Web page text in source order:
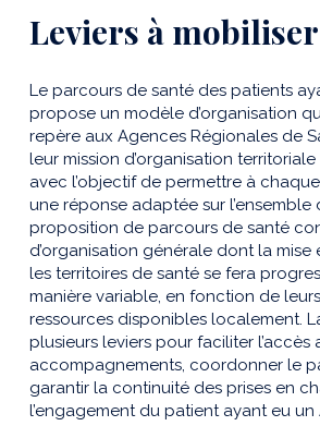
Leviers à mobiliser
Le parcours de santé des patients
propose un modèle d’organisation
repère aux Agences Régionales de
leur mission d’organisation
avec l’objectif de permettre à
une réponse adaptée sur l’ensemble
proposition de parcours de santé
d’organisation générale dont la
les territoires de santé se fera
manière variable, en fonction de
ressources disponibles localement.
plusieurs leviers pour faciliter l’accès
accompagnements, coordonner le
garantir la continuité des prises en
l’engagement du patient ayant eu un